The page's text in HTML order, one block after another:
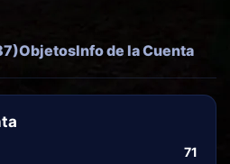
ObjetosInfo de la Cuenta
71